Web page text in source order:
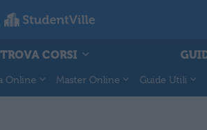
TROVA CORSI
Online Master Online Guide Utili